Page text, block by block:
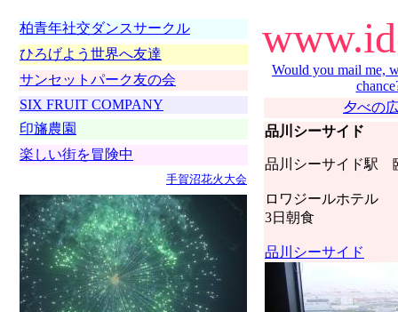
柏青年社交ダンスサークル
ひろげよう世界へ友達
サンセットパーク友の会
SIX FRUIT COMPANY
印旛農園
楽しい街を冒険中
手賀沼花火大会
Would you mail me,
夕べの
品川シーサイド
品川シーサイド駅
ロワジールホテル
3日朝食
品川シーサイド